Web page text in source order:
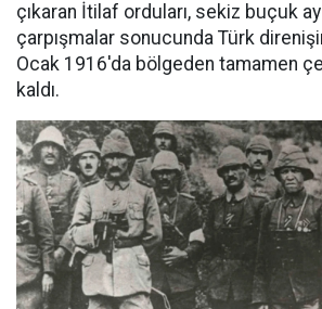
çıkaran İtilaf orduları, sekiz buçuk
çarpışmalar sonucunda Türk
Ocak 1916'da bölgeden tamamen
kaldı.